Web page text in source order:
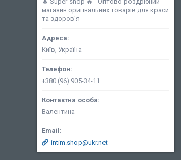
магазин оригінальних товарів для краси
та здоров'я
Київ, Україна
+380 (96) 905-34-11
Валентина
intim.shop@ukr.net